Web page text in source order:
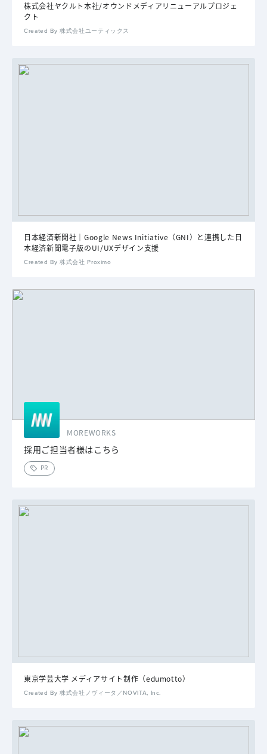
株式会社ヤクルト本社/オウンドメディアリニューアルプロジェ
クト
Created By 株式会社ユーティックス
日本経済新聞社｜Google News Initiative（GNI）と連携した日
本経済新聞電子版のUI/UXデザイン支援
Created By 株式会社 Proximo
MOREWORKS
採用ご担当者様はこちら
PR
東京学芸大学 メディアサイト制作（edumotto）
Created By 株式会社ノヴィータ／NOVITA, Inc.